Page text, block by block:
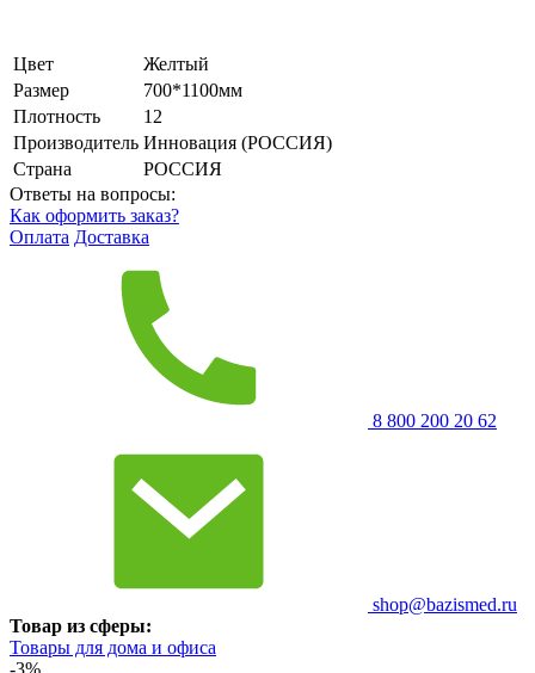
Цвет
Желтый
Размер
700*1100мм
Плотность
12
Производитель Инновация (РОССИЯ)
Страна
РОССИЯ
Ответы на вопросы:
Как оформить заказ?
Оплата Доставка
8 800 200 20 62
shop@bazismed.ru
Товар из сферы:
Товары для дома и офиса
-3%